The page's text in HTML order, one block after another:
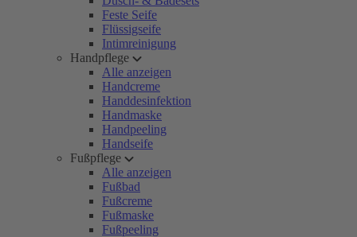
Feste Seife
Flüssigseife
Intimreinigung
Handpflege
Alle anzeigen
Handcreme
Handdesinfektion
Handmaske
Handpeeling
Handseife
Fußpflege
Alle anzeigen
Fußbad
Fußcreme
Fußmaske
Fußpeeling